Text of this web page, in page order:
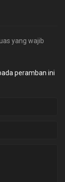
yang wajib
peramban ini